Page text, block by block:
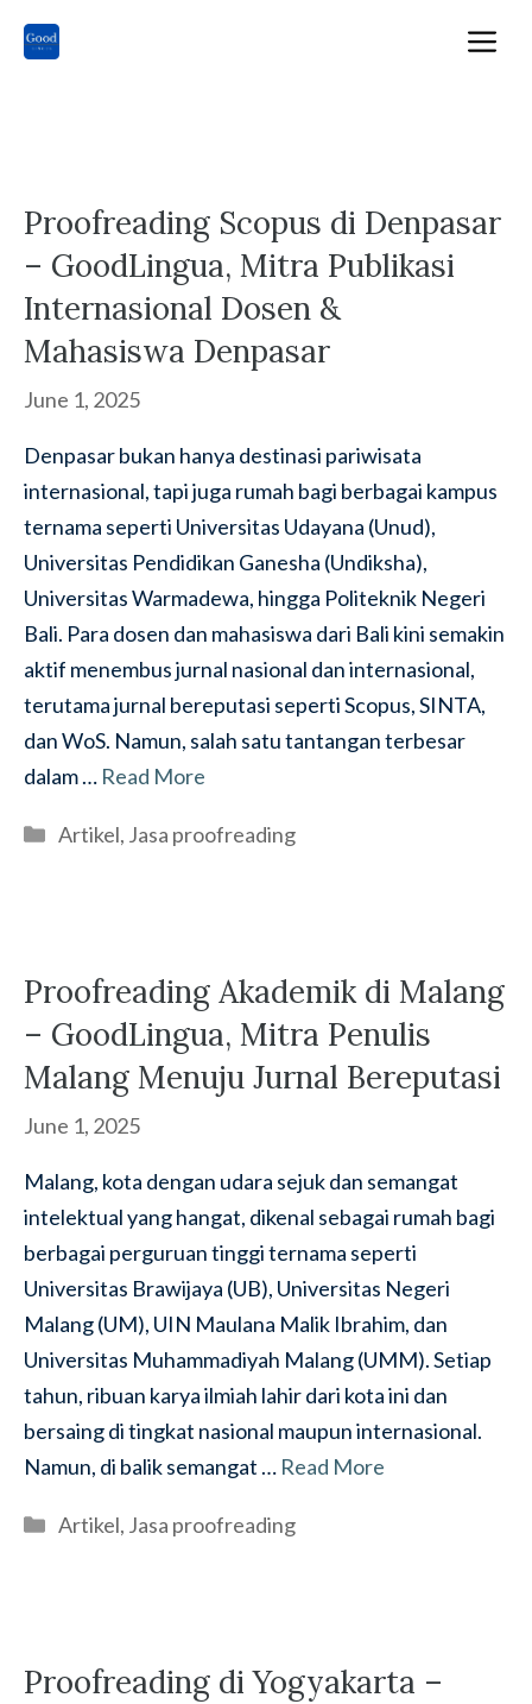
Proofreading Scopus di Denpasar
– GoodLingua, Mitra Publikasi
Internasional Dosen &
Mahasiswa Denpasar
June 1, 2025
Denpasar bukan hanya destinasi pariwisata
internasional, tapi juga rumah bagi berbagai kampus
ternama seperti Universitas Udayana (Unud),
Universitas Pendidikan Ganesha (Undiksha),
Universitas Warmadewa, hingga Politeknik Negeri
Bali. Para dosen dan mahasiswa dari Bali kini semakin
aktif menembus jurnal nasional dan internasional,
terutama jurnal bereputasi seperti Scopus, SINTA,
dan WoS. Namun, salah satu tantangan terbesar
dalam … Read More
Categories
Artikel, Jasa proofreading
Proofreading Akademik di Malang
– GoodLingua, Mitra Penulis
Malang Menuju Jurnal Bereputasi
June 1, 2025
Malang, kota dengan udara sejuk dan semangat
intelektual yang hangat, dikenal sebagai rumah bagi
berbagai perguruan tinggi ternama seperti
Universitas Brawijaya (UB), Universitas Negeri
Malang (UM), UIN Maulana Malik Ibrahim, dan
Universitas Muhammadiyah Malang (UMM). Setiap
tahun, ribuan karya ilmiah lahir dari kota ini dan
bersaing di tingkat nasional maupun internasional.
Namun, di balik semangat … Read More
Categories
Artikel, Jasa proofreading
Proofreading di Yogyakarta –